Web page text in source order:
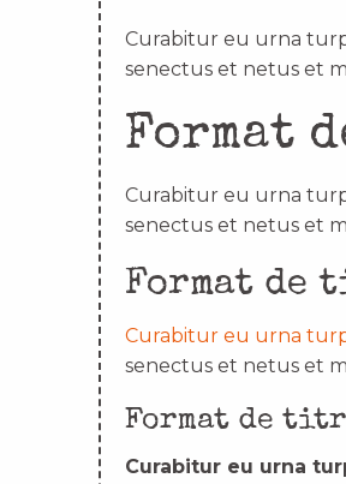
Curabitur eu urna
senectus et netus et
Format
Curabitur eu urna
senectus et netus et
Format de
Curabitur eu urna
senectus et netus et
Format de
Curabitur eu urna